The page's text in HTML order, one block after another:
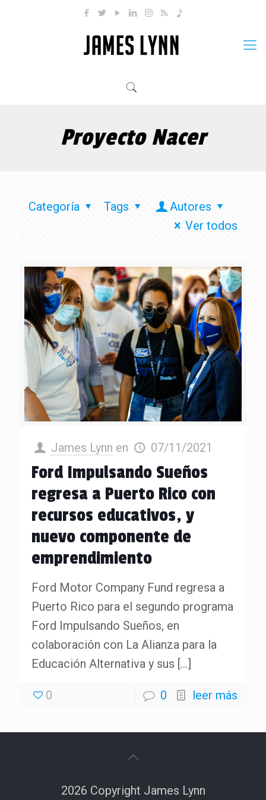
Proyecto Nacer
Categoría Tags
Autores
Ver todos
James Lynn en 07/11/2021
Ford Impulsando Sueños
regresa a Puerto Rico con
recursos educativos, y
nuevo componente de
emprendimiento
Ford Motor Company Fund regresa a
Puerto Rico para el segundo programa
Ford Impulsando Sueños, en
colaboración con La Alianza para la
Educación Alternativa y sus […]
0 0 leer más
2026 Copyright James Lynn